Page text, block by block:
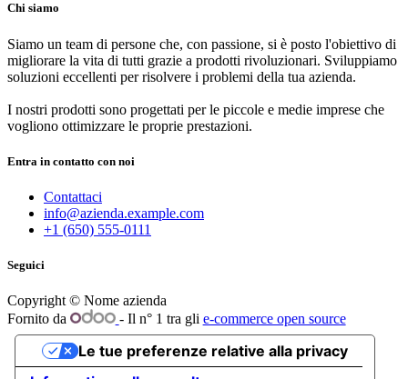
Chi siamo
Siamo un team di persone che, con passione, si è posto l'obiettivo di
migliorare la vita di tutti grazie a prodotti rivoluzionari. Sviluppiamo
soluzioni eccellenti per risolvere i problemi della tua azienda.
I nostri prodotti sono progettati per le piccole e medie imprese che
vogliono ottimizzare le proprie prestazioni.
Entra in contatto con noi
Contattaci
info@azienda.example.com
+1 (650) 555-0111
Seguici
Copyright © Nome azienda
Fornito da
- Il n° 1 tra gli e-commerce open source
Le tue preferenze relative alla privacy